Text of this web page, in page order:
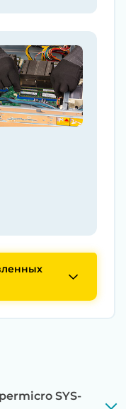
SYS-